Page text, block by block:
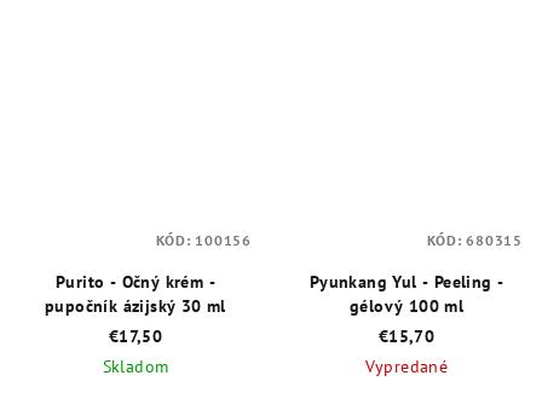
Purito - Očný krém -
pupočník ázijský 30 ml
€17,50
Skladom
KÓD: 100156
Pyunkang Yul - Peeling -
gélový 100 ml
€15,70
Vypredané
KÓD:680315